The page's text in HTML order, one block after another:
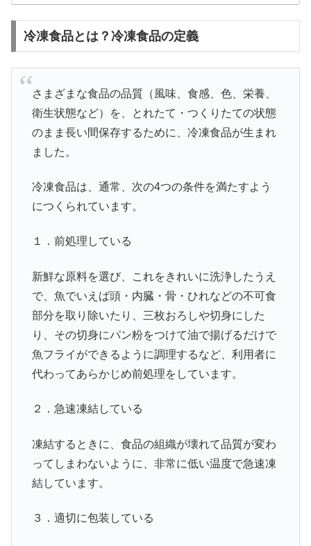
冷凍食品とは？冷凍食品の定義
さまざまな食品の品質（風味、食感、色、栄養、
衛生状態など）を、とれたて・つくりたての状態
のまま長い間保存するために、冷凍食品が生まれ
ました。
冷凍食品は、通常、次の4つの条件を満たすよう
につくられています。
１．前処理している
新鮮な原料を選び、これをきれいに洗浄したうえ
で、魚でいえば頭・内臓・骨・ひれなどの不可食
部分を取り除いたり、三枚おろしや切身にした
り、その切身にパン粉をつけて油で揚げるだけで
魚フライができるように調理するなど、利用者に
代わってあらかじめ前処理をしています。
２．急速凍結している
凍結するときに、食品の組織が壊れて品質が変わ
ってしまわないように、非常に低い温度で急速凍
結しています。
３．適切に包装している